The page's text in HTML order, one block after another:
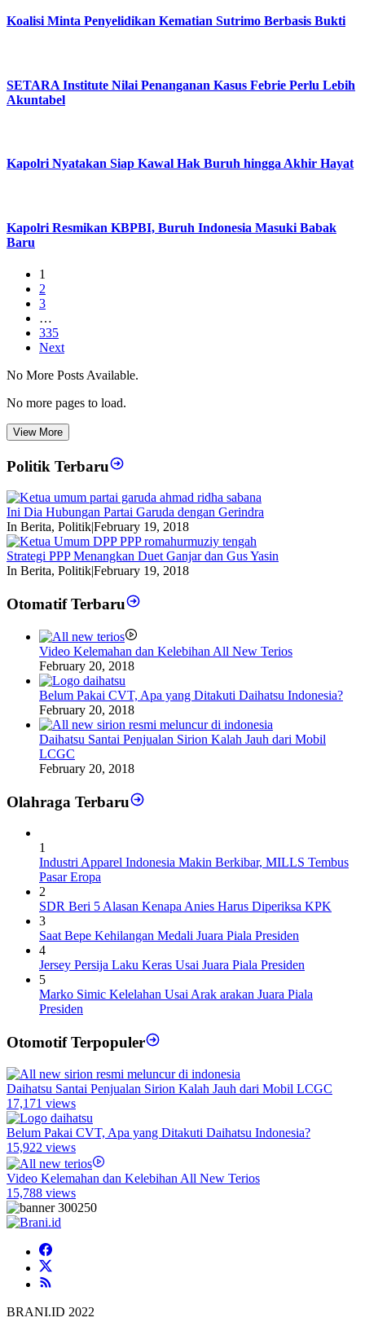
Koalisi Minta Penyelidikan Kematian Sutrimo Berbasis Bukti
SETARA Institute Nilai Penanganan Kasus Febrie Perlu Lebih
Akuntabel
Kapolri Nyatakan Siap Kawal Hak Buruh hingga Akhir Hayat
Kapolri Resmikan KBPBI, Buruh Indonesia Masuki Babak
Baru
1
2
3
…
335
Next
No More Posts Available.
No more pages to load.
View More
Politik Terbaru
Ini Dia Hubungan Partai Garuda dengan Gerindra
In Berita, Politik|February 19, 2018
Strategi PPP Menangkan Duet Ganjar dan Gus Yasin
In Berita, Politik|February 19, 2018
Otomatif Terbaru
Video Kelemahan dan Kelebihan All New Terios
February 20, 2018
Belum Pakai CVT, Apa yang Ditakuti Daihatsu Indonesia?
February 20, 2018
Daihatsu Santai Penjualan Sirion Kalah Jauh dari Mobil
LCGC
February 20, 2018
Olahraga Terbaru
1
Industri Apparel Indonesia Makin Berkibar, MILLS Tembus
Pasar Eropa
2
SDR Beri 5 Alasan Kenapa Anies Harus Diperiksa KPK
3
Saat Bepe Kehilangan Medali Juara Piala Presiden
4
Jersey Persija Laku Keras Usai Juara Piala Presiden
5
Marko Simic Kelelahan Usai Arak arakan Juara Piala
Presiden
Otomotif Terpopuler
Daihatsu Santai Penjualan Sirion Kalah Jauh dari Mobil LCGC
17,171 views
Belum Pakai CVT, Apa yang Ditakuti Daihatsu Indonesia?
15,922 views
Video Kelemahan dan Kelebihan All New Terios
15,788 views
BRANI.ID 2022